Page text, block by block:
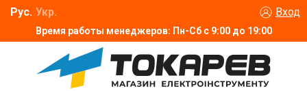
Время работы менеджеров: Пн-Сб с 9:00 до 19:00
Рус. Укр. Вход